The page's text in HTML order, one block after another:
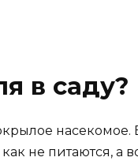
в саду?
насекомое.
не питаются, а